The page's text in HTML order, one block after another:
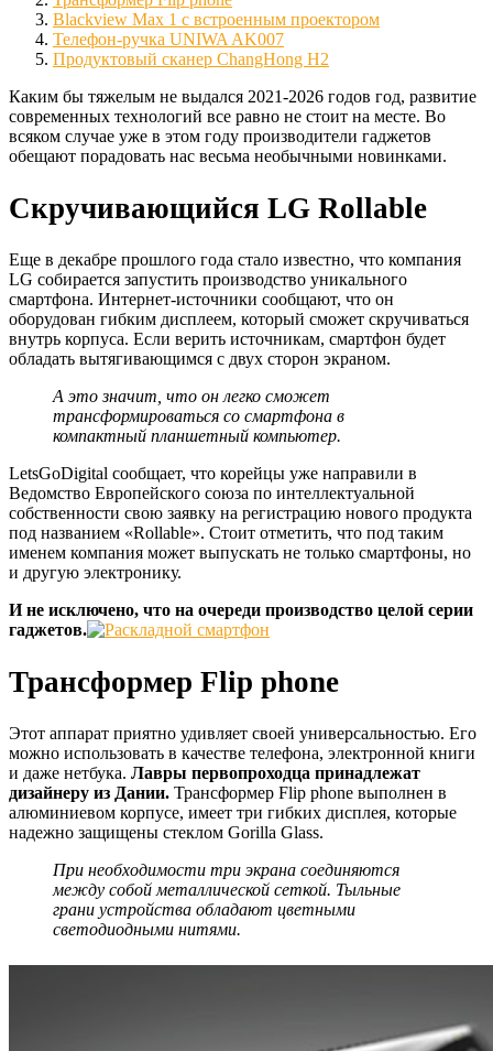
Blackview Max 1 с встроенным проектором
Телефон-ручка UNIWA AK007
Продуктовый сканер ChangHong H2
Каким бы тяжелым не выдался 2021-2026 годов год, развитие
современных технологий все равно не стоит на месте. Во
всяком случае уже в этом году производители гаджетов
обещают порадовать нас весьма необычными новинками.
Скручивающийся LG Rollable
Еще в декабре прошлого года стало известно, что компания
LG собирается запустить производство уникального
смартфона. Интернет-источники сообщают, что он
оборудован гибким дисплеем, который сможет скручиваться
внутрь корпуса. Если верить источникам, смартфон будет
обладать вытягивающимся с двух сторон экраном.
А это значит, что он легко сможет
трансформироваться со смартфона в
компактный планшетный компьютер.
LetsGoDigital сообщает, что корейцы уже направили в
Ведомство Европейского союза по интеллектуальной
собственности свою заявку на регистрацию нового продукта
под названием «Rollable». Стоит отметить, что под таким
именем компания может выпускать не только смартфоны, но
и другую электронику.
И не исключено, что на очереди производство целой серии
гаджетов.
Трансформер Flip phone
Этот аппарат приятно удивляет своей универсальностью. Его
можно использовать в качестве телефона, электронной книги
и даже нетбука. Лавры первопроходца принадлежат
дизайнеру из Дании. Трансформер Flip phone выполнен в
алюминиевом корпусе, имеет три гибких дисплея, которые
надежно защищены стеклом Gorilla Glass.
При необходимости три экрана соединяются
между собой металлической сеткой. Тыльные
грани устройства обладают цветными
светодиодными нитями.